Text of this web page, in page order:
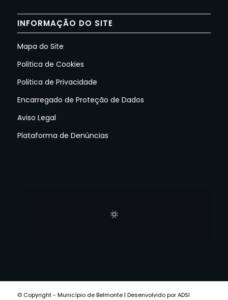
INFORMAÇÃO DO SITE
Mapa do Site
Politica de Cookies
Politica de Privacidade
Encarregado de Proteção de Dados
Aviso Legal
Plataforma de Denúncias
© Copyright - Município de Belmonte | Desenvolvido por ADSI